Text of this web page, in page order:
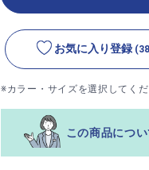
お気に入り登録
※カラー・サイズを選択してく
この商品につ